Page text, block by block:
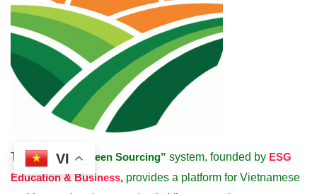
The“Vietnam Green Sourcing” system, founded by ESG
Education & Business, provides a platform for Vietnamese
VI